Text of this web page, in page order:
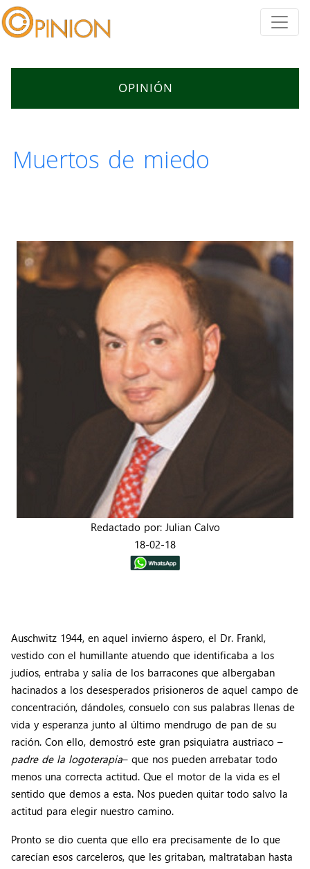
OPINIÓN
Muertos de miedo
Redactado por: Julian Calvo
18-02-18
Auschwitz 1944, en aquel invierno áspero, el Dr. Frankl,
vestido con el humillante atuendo que identificaba a los
judíos, entraba y salía de los barracones que albergaban
hacinados a los desesperados prisioneros de aquel campo de
concentración, dándoles, consuelo con sus palabras llenas de
vida y esperanza junto al último mendrugo de pan de su
ración. Con ello, demostró este gran psiquiatra austriaco –
padre de la logoterapia– que nos pueden arrebatar todo
menos una correcta actitud. Que el motor de la vida es el
sentido que demos a esta. Nos pueden quitar todo salvo la
actitud para elegir nuestro camino.
Pronto se dio cuenta que ello era precisamente de lo que
carecían esos carceleros, que les gritaban, maltrataban hasta